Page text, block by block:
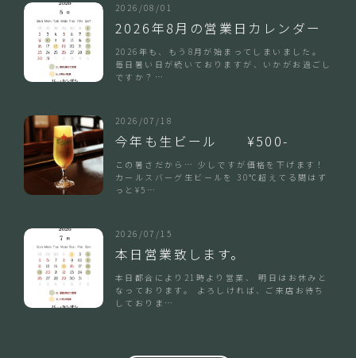
2026/08/01
2026年8月の営業日カレンダー
2026年も、もう8月が始まってしまいました。
毎日暑い日が続いておりますが、いかがお過ごし
ですか？…
2026/07/18
今年も生ビール ¥500-
この暑さだから… 少しですが価格を下げます！
カールスバーグ生ビールを 30℃超えてる間はず
っと¥5…
2026/07/15
本日営業致します。
本日都合により21時より営業、 明日はお休みと
なっております。 よろしければ、ご来店お待ち
しておりま…